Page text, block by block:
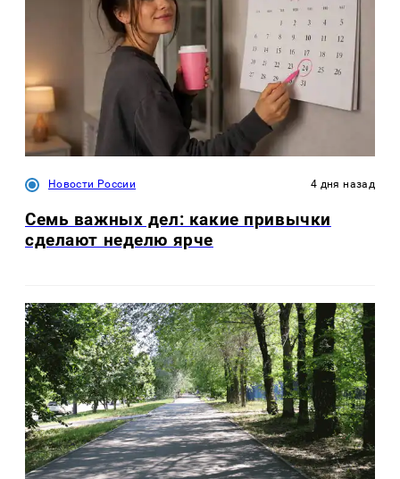
Новости России 4 дня назад
Семь важных дел: какие привычки
сделают неделю ярче